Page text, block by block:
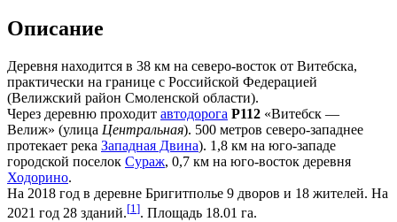
Описание
Деревня находится в 38 км на северо-восток от Витебска,
практически на границе с Российской Федерацией
(Велижский район Смоленской области).
Через деревню проходит автодорога Р112 «Витебск —
Велиж» (улица Центральная). 500 метров северо-западнее
протекает река Западная Двина). 1,8 км на юго-западе
городской поселок Сураж, 0,7 км на юго-восток деревня
Ходорино.
На 2018 год в деревне Бригитполье 9 дворов и 18 жителей. На
2021 год 28 зданий.[1 ]. Площадь 18.01 га.